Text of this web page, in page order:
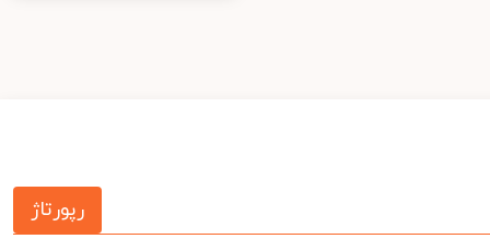
رپورتاژ